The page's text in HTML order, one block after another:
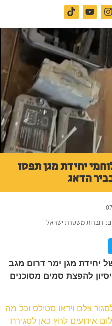
יחידת מגן תפסו
דוברות משטרת ישראל
יחידת מגן ימר דרום מגב
להפצת סמים מסוכנים
צלם וידאו סטילס וכל מה
אירועים לחץ כאן לסגירת